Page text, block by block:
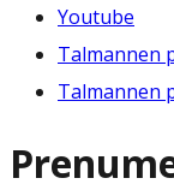
Youtube
Talmannen
Talmannen